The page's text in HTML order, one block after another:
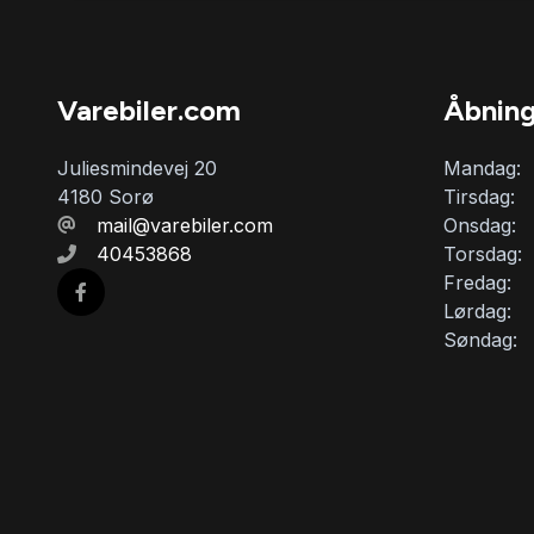
Varebiler.com
Juliesmindevej 20
4180 Sorø
mail@varebiler.com
40453868
Mandag:
Tirsdag:
Onsdag:
Torsdag:
Fredag:
Lørdag:
Søndag: